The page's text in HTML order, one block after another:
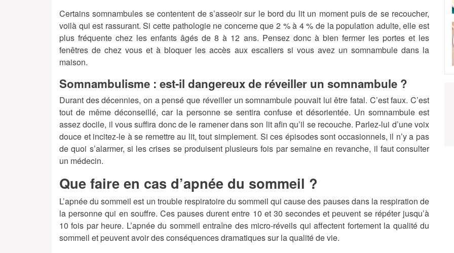
Certains somnambules se contentent de s’asseoir sur le bord du lit un moment puis de se recoucher,
voilà qui est rassurant. Si cette pathologie ne concerne que 2 % à 4 % de la population adulte, elle est
plus fréquente chez les enfants âgés de 8 à 12 ans. Pensez donc à bien fermer les portes et les
fenêtres de chez vous et à bloquer les accès aux escaliers si vous avez un somnambule dans la
maison.
Somnambulisme : est-il dangereux de réveiller un somnambule ?
Durant des décennies, on a pensé que réveiller un somnambule pouvait lui être fatal. C’est faux. C’est
tout de même déconseillé, car la personne se sentira confuse et désorientée. Un somnambule est
assez docile, il vous suffira donc de le ramener dans son lit afin qu’il se recouche. Parlez-lui d’une voix
douce et incitez-le à se remettre au lit, tout simplement. Si ces épisodes sont occasionnels, il n’y a pas
de quoi s’alarmer, si les crises se produisent plusieurs fois par semaine en revanche, il faut consulter
un médecin.
Que faire en cas d’apnée du sommeil ?
L’apnée du sommeil est un trouble respiratoire du sommeil qui cause des pauses dans la respiration de
la personne qui en souffre. Ces pauses durent entre 10 et 30 secondes et peuvent se répéter jusqu’à
10 fois par heure. L’apnée du sommeil entraîne des micro-réveils qui affectent fortement la qualité du
sommeil et peuvent avoir des conséquences dramatiques sur la qualité de vie.